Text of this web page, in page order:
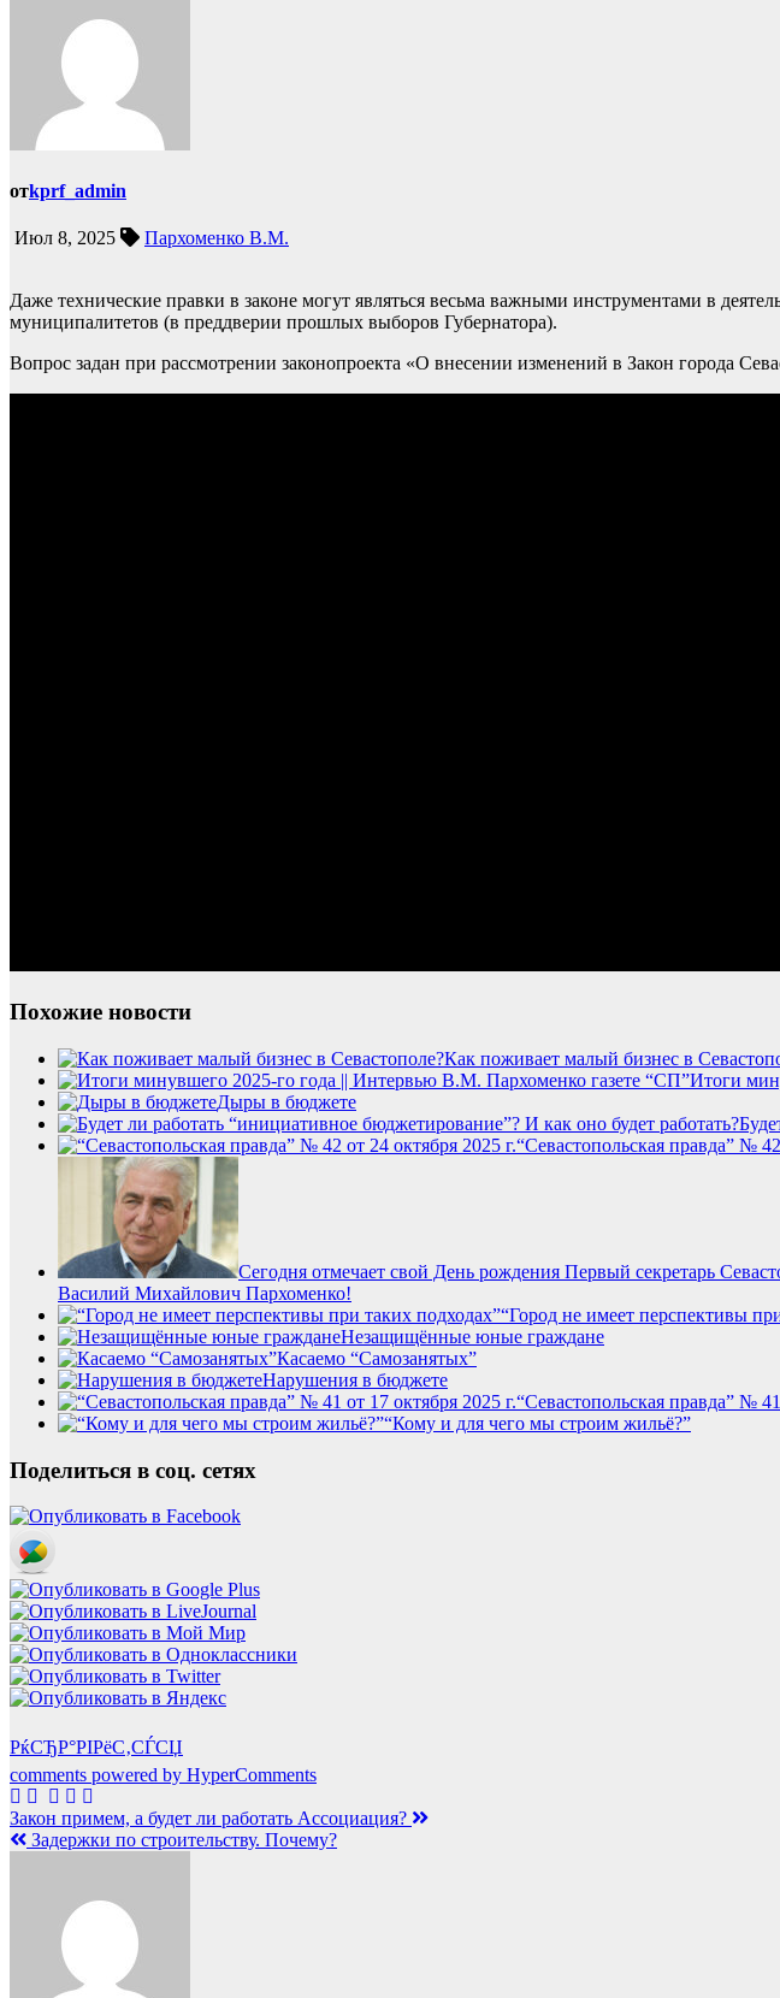
отkprf_admin
Июл 8, 2025 Пархоменко В.М.
Даже технические правки в законе могут являться весьма важными инструментами в
муниципалитетов (в преддверии прошлых выборов Губернатора).
Вопрос задан при рассмотрении законопроекта «О внесении изменений в Закон города
Похожие новости
Как поживает малый бизнес в
Итоги
Дыры в бюджете
“Севастопольская правда” №
Сегодня отмечает свой День рождения Первый секретарь
Василий Михайлович Пархоменко!
“Город не имеет перспективы
Незащищённые юные граждане
Касаемо “Самозанятых”
Нарушения в бюджете
“Севастопольская правда” №
“Кому и для чего мы строим жильё?”
Поделиться в соц. сетях
РќСЂР°РІРёС‚СЃСЏ
comments powered by HyperComments
Навигация
по
Закон примем, а будет ли работать Ассоциация?
Задержки по строительству. Почему?